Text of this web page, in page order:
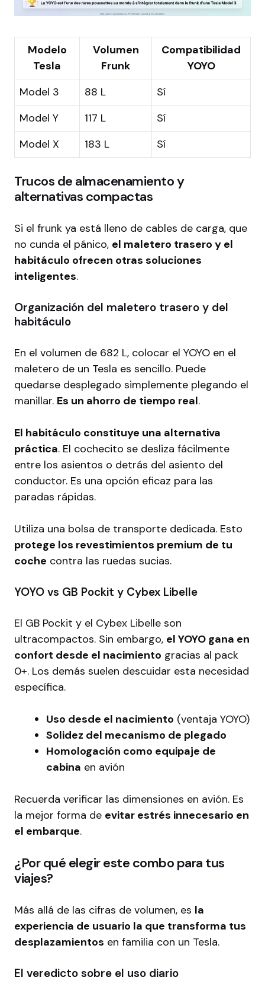
Modelo
Tesla
Volumen
Frunk
Compatibilidad
YOYO
Model 3
88 L
Sí
Model Y
117 L
Sí
Model X
183 L Sí
Trucos de almacenamiento y
alternativas compactas
Si el frunk ya está lleno de cables de carga, que
no cunda el pánico, el maletero trasero y el
habitáculo ofrecen otras soluciones
inteligentes.
Organización del maletero trasero y del
habitáculo
En el volumen de 682 L, colocar el YOYO en el
maletero de un Tesla es sencillo. Puede
quedarse desplegado simplemente plegando el
manillar. Es un ahorro de tiempo real.
El habitáculo constituye una alternativa
práctica. El cochecito se desliza fácilmente
entre los asientos o detrás del asiento del
conductor. Es una opción eficaz para las
paradas rápidas.
Utiliza una bolsa de transporte dedicada. Esto
protege los revestimientos premium de tu
coche contra las ruedas sucias.
YOYO vs GB Pockit y Cybex Libelle
El GB Pockit y el Cybex Libelle son
ultracompactos. Sin embargo, el YOYO gana en
confort desde el nacimiento gracias al pack
0+. Los demás suelen descuidar esta necesidad
específica.
Uso desde el nacimiento (ventaja YOYO)
Solidez del mecanismo de plegado
Homologación como equipaje de
cabina en avión
Recuerda verificar las dimensiones en avión. Es
la mejor forma de evitar estrés innecesario en
el embarque.
¿Por qué elegir este combo para tus
viajes?
Más allá de las cifras de volumen, es la
experiencia de usuario la que transforma tus
desplazamientos en familia con un Tesla.
El veredicto sobre el uso diario